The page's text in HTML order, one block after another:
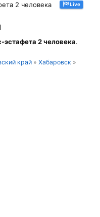
2 человека Live
эстафета 2 человека.
край » Хабаровск »